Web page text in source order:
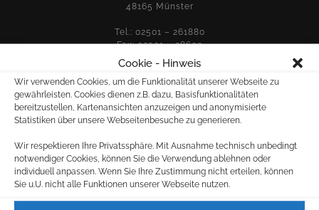
Cookie - Hinweis
Wir verwenden Cookies, um die Funktionalität unserer Webseite zu
gewährleisten. Cookies dienen z.B. dazu, Basisfunktionalitäten
bereitzustellen, Kartenansichten anzuzeigen und anonymisierte
Statistiken über unsere Webseitenbesuche zu generieren.
Wir respektieren Ihre Privatssphäre. Mit Ausnahme technisch unbedingt
notwendiger Cookies, können Sie die Verwendung ablehnen oder
individuell anpassen. Wenn Sie Ihre Zustimmung nicht erteilen, können
Sie u.U. nicht alle Funktionen unserer Webseite nutzen.
48165 Münster
Tel.: 02501 – 261880
Fax: 02501 – 28603
E-MAIL:
für allgemeine Anfragen:
für Druckangelegenheiten:
druck@westerholt.net